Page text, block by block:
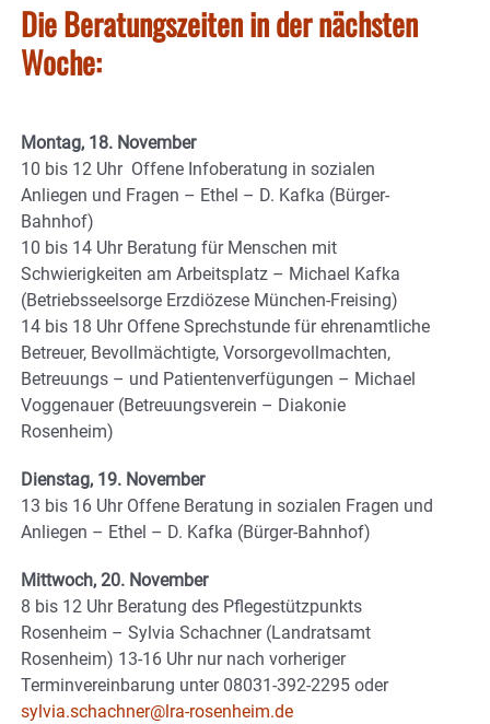
Die Beratungszeiten in der nächsten
Woche:
Montag, 18. November
10 bis 12 Uhr Offene Infoberatung in sozialen
Anliegen und Fragen – Ethel – D. Kafka (Bürger-
Bahnhof)
10 bis 14 Uhr Beratung für Menschen mit
Schwierigkeiten am Arbeitsplatz – Michael Kafka
(Betriebsseelsorge Erzdiözese München-Freising)
14 bis 18 Uhr Offene Sprechstunde für ehrenamtliche
Betreuer, Bevollmächtigte, Vorsorgevollmachten,
Betreuungs – und Patientenverfügungen – Michael
Voggenauer (Betreuungsverein – Diakonie
Rosenheim)
Dienstag, 19. November
13 bis 16 Uhr Offene Beratung in sozialen Fragen und
Anliegen – Ethel – D. Kafka (Bürger-Bahnhof)
Mittwoch, 20. November
8 bis 12 Uhr Beratung des Pflegestützpunkts
Rosenheim – Sylvia Schachner (Landratsamt
Rosenheim) 13-16 Uhr nur nach vorheriger
Terminvereinbarung unter 08031-392-2295 oder
sylvia.schachner@lra-rosenheim.de